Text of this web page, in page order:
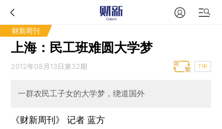
财新周刊
上海：民工班难圆大学梦
2012年08月13日第32期 T中
一群农民工子女的大学梦，绕道国外
《财新周刊》 记者蓝方